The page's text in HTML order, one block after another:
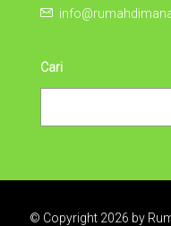
Cari
© Copyright 2026 by